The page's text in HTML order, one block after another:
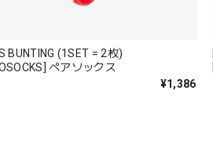
BUNTING (1SET = 2枚)
ペアソックス
¥1,386